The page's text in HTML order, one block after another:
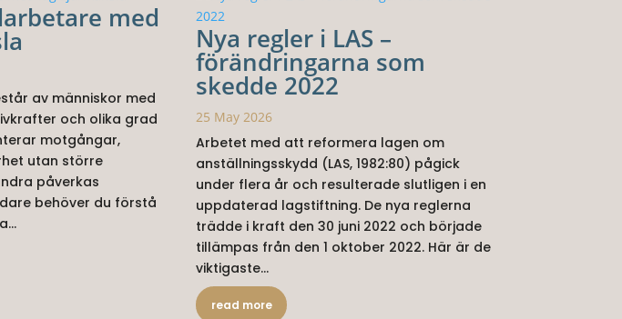
med
av människor med
och olika grad
motgångar,
utan större
påverkas
behöver du förstå
Nya regler i LAS –
förändringarna som
skedde 2022
25 May 2026
Arbetet med att reformera lagen om
anställningsskydd (LAS, 1982:80) pågick
under flera år och resulterade slutligen i en
uppdaterad lagstiftning. De nya reglerna
trädde i kraft den 30 juni 2022 och började
tillämpas från den 1 oktober 2022. Här är de
viktigaste...
read more